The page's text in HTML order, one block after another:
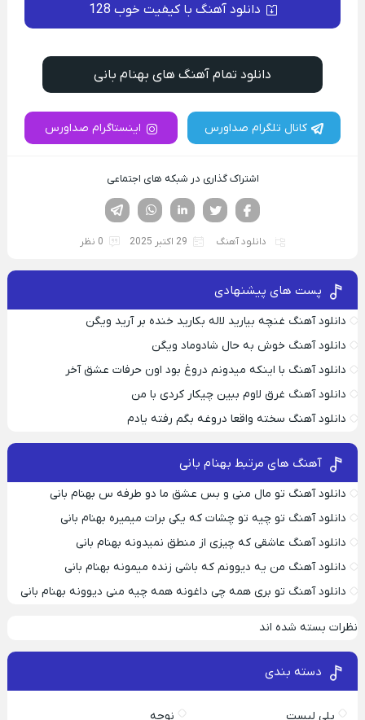
دانلود آهنگ با کیفیت خوب 128
دانلود تمام آهنگ های بهنام بانی
کانال تلگرام صداورس اینستاگرام صداورس
اشتراک گذاری در شبکه های اجتماعی
لینکدین تویتر
فیسوک
دانلود آهنگ 29 اکتبر 2025 0 نظر
پست های پیشنهادی
دانلود آهنگ غنچه بیارید لاله بکارید خنده بر آرید ویگن
دانلود آهنگ خوش به حال شادوماد ویگن
دانلود آهنگ با اینکه میدونم دروغ بود اون حرفات عشق آخر
دانلود آهنگ غرق لاوم ببین چیکار کردی با من
دانلود آهنگ سخته واقعا دروغه بگم رفته یادم
آهنگ های مرتبط بهنام بانی
دانلود آهنگ تو مال منی و بس عشق ما دو طرفه س بهنام بانی
دانلود آهنگ تو چیه تو چشات که یکی برات میمیره بهنام بانی
دانلود آهنگ عاشقی که چیزی از منطق نمیدونه بهنام بانی
دانلود آهنگ من یه دیوونم که باشی زنده میمونه بهنام بانی
دانلود آهنگ تو بری همه چی داغونه همه چیه منی دیوونه بهنام بانی
نظرات بسته شده اند
دسته بندی
پلی لیست نوحه